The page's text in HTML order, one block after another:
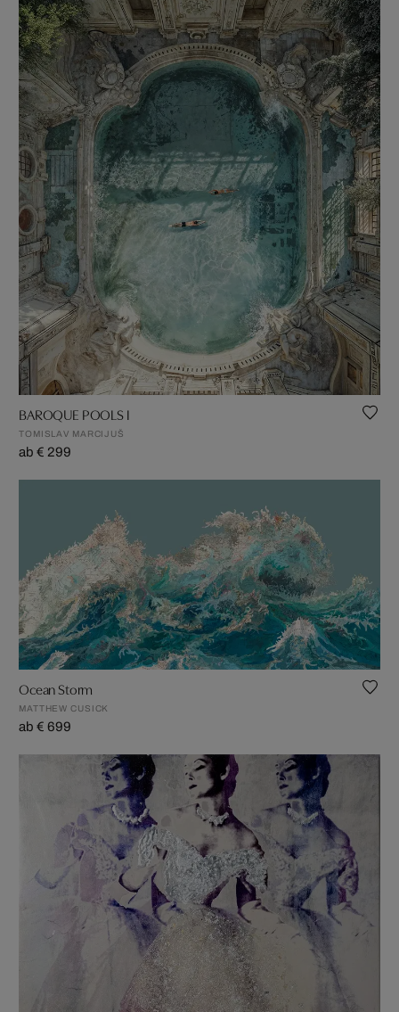
BAROQUE POOLS I
TOMISLAV MARCIJUŠ
ab € 299
Ocean Storm
MATTHEW CUSICK
ab € 699